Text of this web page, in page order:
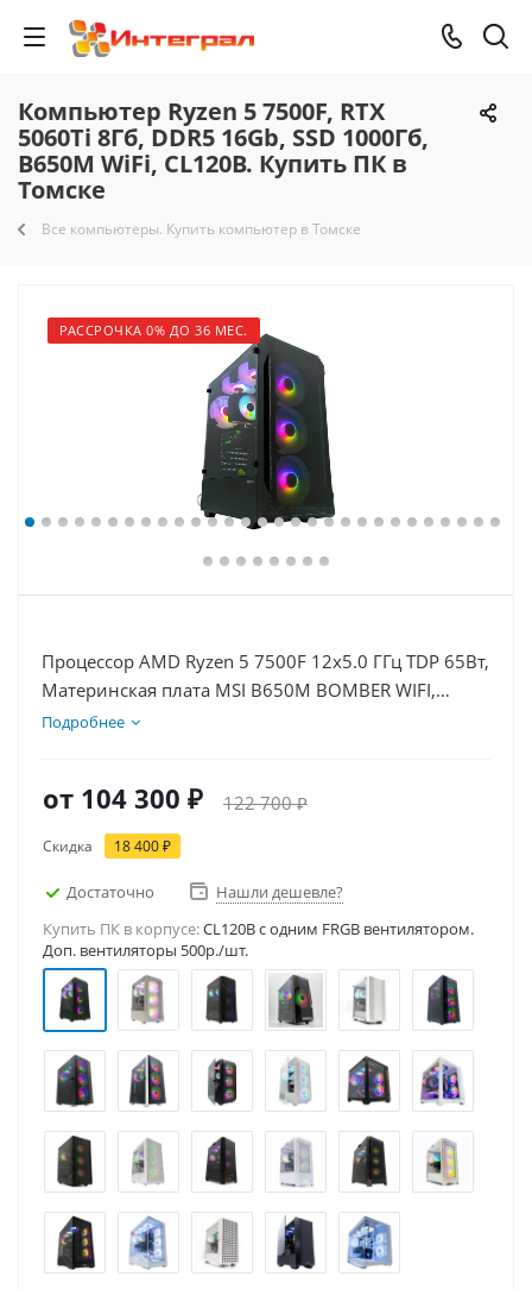
Компьютер Ryzen 5 7500F, RTX
5060Ti 8Гб, DDR5 16Gb, SSD 1000Гб,
B650M WiFi, CL120B. Купить ПК в
Томске
Все компьютеры. Купить компьютер в Томске
РАССРОЧКА 0% ДО 36 МЕС.
Процессор AMD Ryzen 5 7500F 12x5.0 ГГц TDP 65Вт,
Материнская плата MSI B650M BOMBER WIFI,
Видеокарта RTX 5060Ti 8Гб, Память DDR5 16Gb,
Подробнее
от 104 300 ₽ 122 700 ₽
Скидка 18 400 ₽
Достаточно
Нашли дешевле?
Купить ПК в корпусе:CL120B c одним FRGB вентилятором.
Доп. вентиляторы 500р./шт.